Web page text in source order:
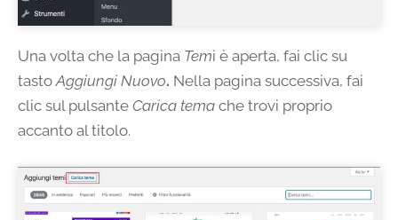
Una volta che la pagina Temi è aperta, fai clic su
tasto Aggiungi Nuovo. Nella pagina successiva, fai
clic sul pulsante Carica tema che trovi proprio
accanto al titolo.